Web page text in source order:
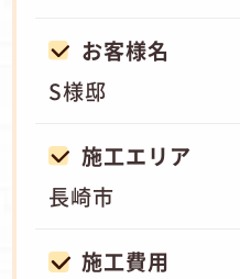
お客様名
S様邸
施工エリア
長崎市
施工費用